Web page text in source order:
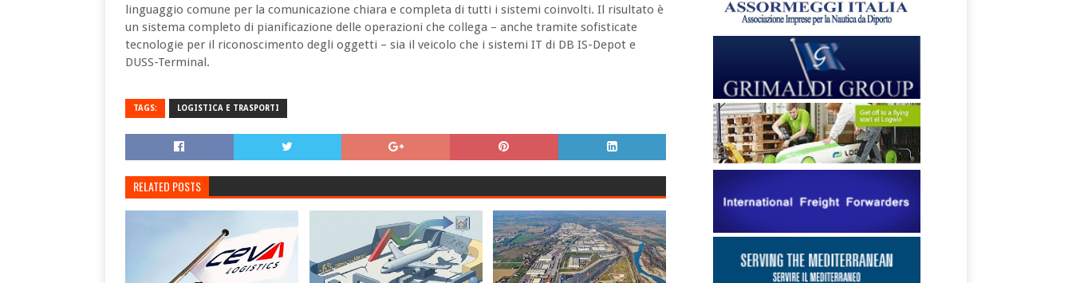
linguaggio comune per la comunicazione chiara e completa di tutti i sistemi coinvolti. Il risultato è
un sistema completo di pianificazione delle operazioni che collega – anche tramite sofisticate
tecnologie per il riconoscimento degli oggetti – sia il veicolo che i sistemi IT di DB IS-Depot e
DUSS-Terminal.
TAGS: LOGISTICA E TRASPORTI
RELATED POSTS